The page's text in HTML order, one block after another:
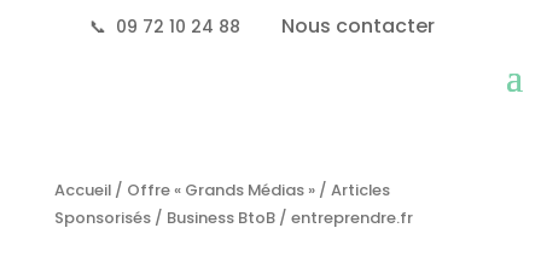
📞 09 72 10 24 88 Nous contacter
Accueil/ Offre « Grands Médias »/ Articles
Sponsorisés/ Business BtoB/ entreprendre.fr